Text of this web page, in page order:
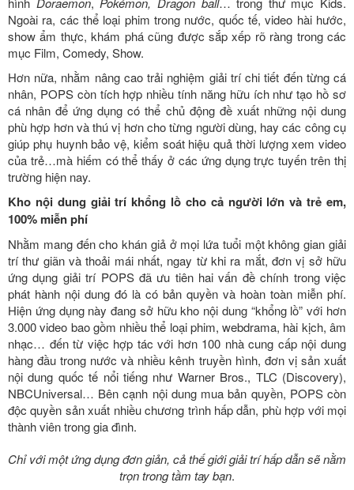
Ngoài ra, các thể loại phim trong nước, quốc tế, video hài hước,
show ẩm thực, khám phá cũng được sắp xếp rõ ràng trong các
mục Film, Comedy, Show.
Hơn nữa, nhằm nâng cao trải nghiệm giải trí chi tiết đến từng cá
nhân, POPS còn tích hợp nhiều tính năng hữu ích như tạo hồ sơ
cá nhân để ứng dụng có thể chủ động đề xuất những nội dung
phù hợp hơn và thú vị hơn cho từng người dùng, hay các công cụ
giúp phụ huynh bảo vệ, kiểm soát hiệu quả thời lượng xem video
của trẻ…mà hiếm có thể thấy ở các ứng dụng trực tuyến trên thị
trường hiện nay.
Kho nội dung giải trí khổng lồ cho cả người lớn và trẻ em,
100% miễn phí
Nhằm mang đến cho khán giả ở mọi lứa tuổi một không gian giải
trí thư giãn và thoải mái nhất, ngay từ khi ra mắt, đơn vị sở hữu
ứng dụng giải trí POPS đã ưu tiên hai vấn đề chính trong việc
phát hành nội dung đó là có bản quyền và hoàn toàn miễn phí.
Hiện ứng dụng này đang sở hữu kho nội dung “khổng lồ” với hơn
3.000 video bao gồm nhiều thể loại phim, webdrama, hài kịch, âm
nhạc… đến từ việc hợp tác với hơn 100 nhà cung cấp nội dung
hàng đầu trong nước và nhiều kênh truyền hình, đơn vị sản xuất
nội dung quốc tế nổi tiếng như Warner Bros., TLC (Discovery),
NBCUniversal… Bên cạnh nội dung mua bản quyền, POPS còn
độc quyền sản xuất nhiều chương trình hấp dẫn, phù hợp với mọi
thành viên trong gia đình.
Chỉ với một ứng dụng đơn giản, cả thế giới giải trí hấp dẫn sẽ nằm
trọn trong tầm tay bạn.